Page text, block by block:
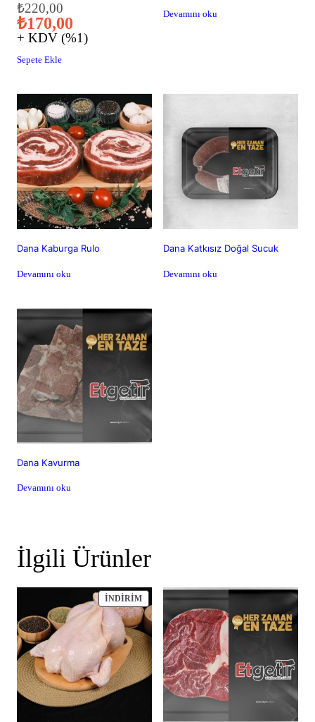
₺220,00
Orijinal
fiyat:
₺220,00.
₺170,00
Şu
andaki
fiyat:
₺170,00.
+ KDV (%1)
Sepete Ekle
Devamını oku
Dana Kaburga Rulo
Devamını oku
Dana Katkısız Doğal Sucuk
Devamını oku
Dana Kavurma
Devamını oku
İlgili Ürünler
İNDIRIMİNDIRIMDEKI
ÜRÜN